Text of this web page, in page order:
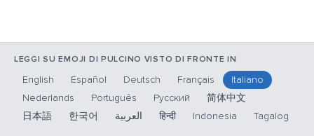
LEGGI SU EMOJI DI PULCINO VISTO DI FRONTE IN
English Español Deutsch Français
Italiano
Nederlands
Português Русский
简体中文
日本語
한국어 العربية हिन्दी Indonesia Tagalog